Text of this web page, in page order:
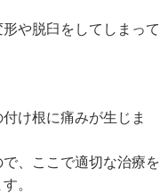
や脱臼をしてしまって
け根に痛みが生じま
、ここで適切な治療を
。